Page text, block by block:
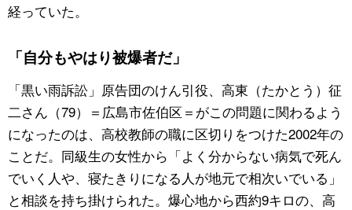
経っていた。
「自分もやはり被爆者だ」
「黒い雨訴訟」原告団のけん引役、高東（たかとう）征
二さん（79）＝広島市佐伯区＝がこの問題に関わるよう
になったのは、高校教師の職に区切りをつけた2002年の
ことだ。同級生の女性から「よく分からない病気で死ん
でいく人や、寝たきりになる人が地元で相次いでいる」
と相談を持ち掛けられた。爆心地から西約9キロの、高